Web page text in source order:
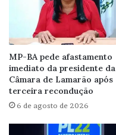
MP-BA pede afastamento
imediato da presidente da
Câmara de Lamarão após
terceira recondução
6 de agosto de 2026